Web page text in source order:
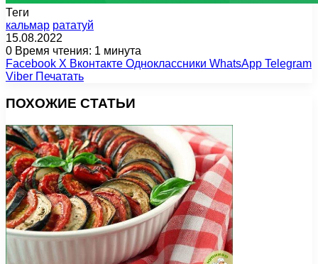
Теги
кальмар рататуй
15.08.2022
0 Время чтения: 1 минута
Facebook X Вконтакте Одноклассники WhatsApp Telegram
Viber Печатать
ПОХОЖИЕ СТАТЬИ